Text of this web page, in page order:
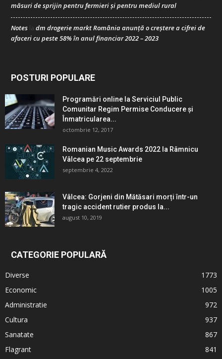
măsuri de sprijin pentru fermieri și pentru mediul rural
Notes la dm drogerie markt România anunță o creștere a cifrei de
afaceri cu peste 58% în anul financiar 2022 – 2023
POSTURI POPULARE
Programări online la Serviciul Public
Comunitar Regim Permise Conducere şi
Înmatricularea...
octombrie 12, 2017
Romanian Music Awards 2022 la Râmnicu
Vâlcea pe 22 septembrie
septembrie 4, 2022
Vâlcea: Gorjeni din Mătăsari morți într-un
tragic accident rutier produs la...
august 10, 2019
CATEGORIE POPULARĂ
Diverse
1773
Economic
1005
Administratie
972
Cultura
937
Sanatate
867
Flagrant
841